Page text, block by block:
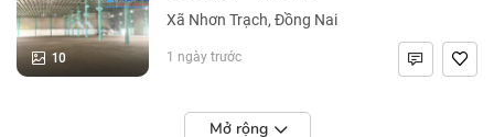
10
Xã Nhơn Trạch, Đồng Nai
1 ngày trước
Mở rộng